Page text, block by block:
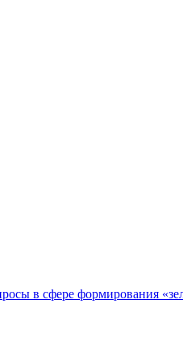
в сфере формирования